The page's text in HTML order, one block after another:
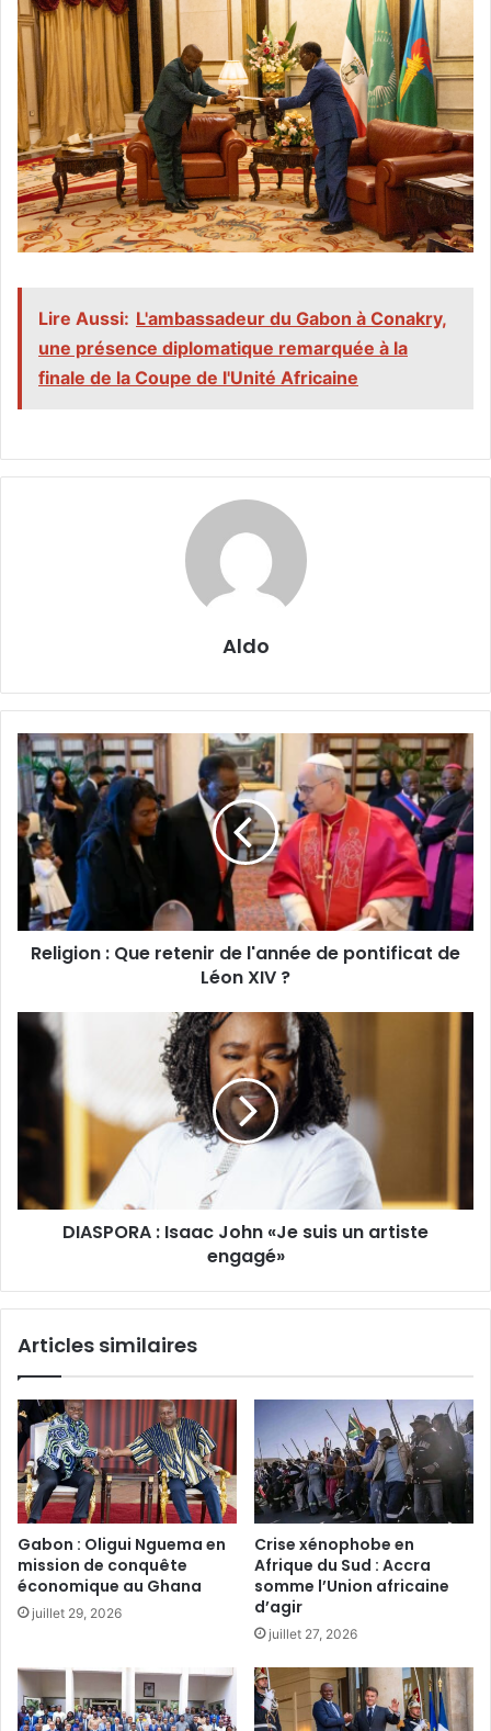
Lire Aussi: L'ambassadeur du Gabon à Conakry,
une présence diplomatique remarquée à la
finale de la Coupe de l'Unité Africaine
Aldo
Religion
:
Que
retenir
de
l'année
de
pontificat
de
Léon
Religion : Que retenir de l'année de pontificat de
Léon XIV ?
DIASPORA
suis
engagé»
DIASPORA : Isaac John «Je suis un artiste
engagé»
Articles similaires
Gabon : Oligui Nguema en
mission de conquête
économique au Ghana‎
juillet 29, 2026
Crise xénophobe en
Afrique du Sud : Accra
somme l’Union africaine
d’agir‎
juillet 27, 2026